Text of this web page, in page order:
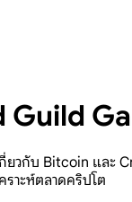
Guild
กี่ยวกับ Bitcoin และ
ราะห์ตลาดคริปโต